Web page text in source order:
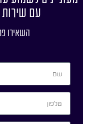
עם
השאירו